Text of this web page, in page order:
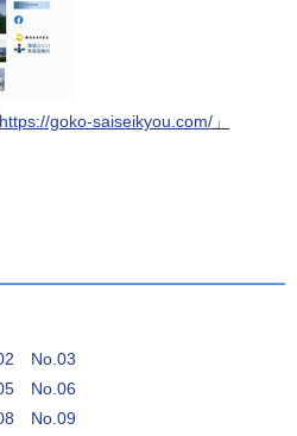
https://goko-saiseikyou.com/ 」
No.03
No.06
No.09